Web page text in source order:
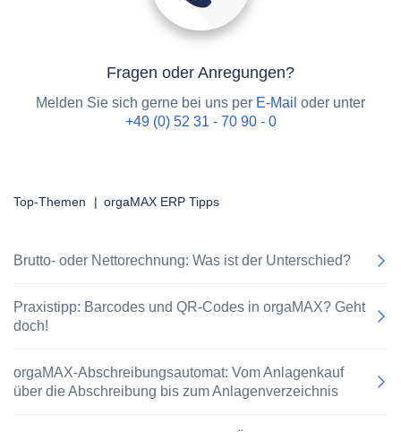
Fragen oder Anregungen?
Melden Sie sich gerne bei uns per E-Mail oder unter
+49 (0) 52 31 - 70 90 - 0
Top-Themen | orgaMAX ERP Tipps
Brutto- oder Nettorechnung: Was ist der Unterschied?
Praxistipp: Barcodes und QR-Codes in orgaMAX? Geht
doch!
orgaMAX-Abschreibungsautomat: Vom Anlagenkauf
über die Abschreibung bis zum Anlagenverzeichnis